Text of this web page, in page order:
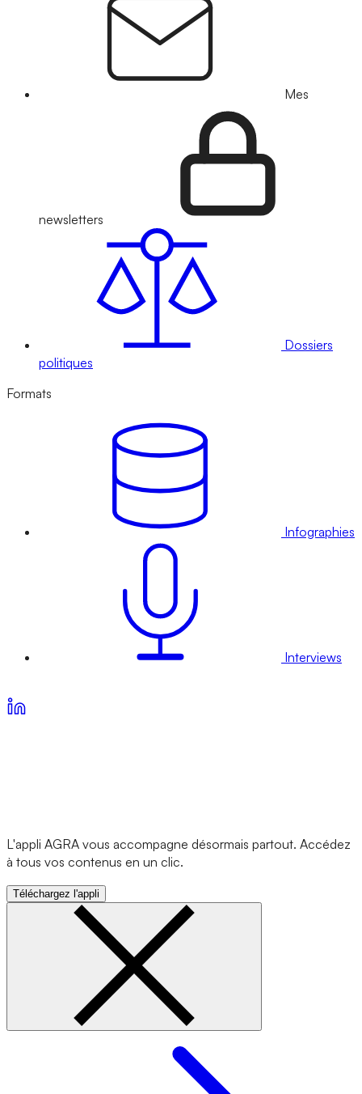
Mes
newsletters
Dossiers
politiques
Formats
Infographies
Interviews
L'appli AGRA vous accompagne désormais partout. Accédez
à tous vos contenus en un clic.
Téléchargez l'appli